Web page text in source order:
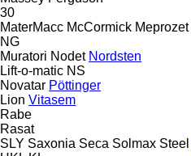
30
MaterMacc McCormick Meprozet
NG
Muratori Nodet Nordsten
Lift-o-matic NS
Novatar Pöttinger
Lion Vitasem
Rabe
Rasat
SLY Saxonia Seca Solmax Steel